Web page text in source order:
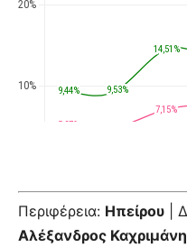
Περιφέρεια: Ηπείρου |
Αλέξανδρος